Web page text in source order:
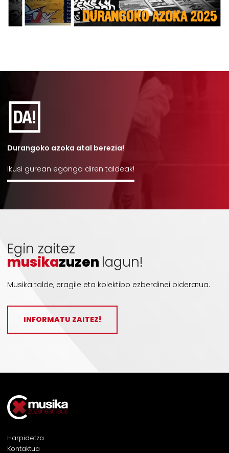
Durangoko azoka atal berezia!
Ikusi gurean egongo diren taldeak!
Egin zaitez
musikazuzen lagun!
Musika talde, eragile eta kolektibo ezberdinei bideratua.
INFORMATU ZAITEZ!
Harpidetza
Kontaktua